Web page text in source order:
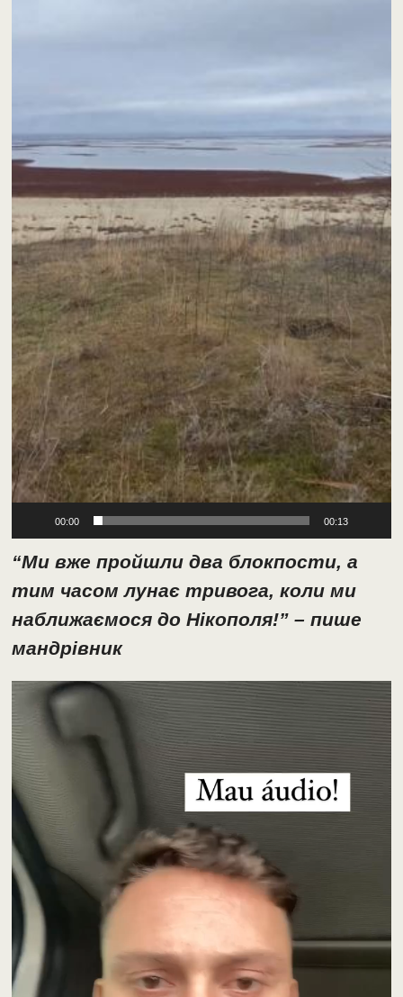
00:00 00:13
“Ми вже пройшли два блокпости, а
тим часом лунає тривога, коли ми
наближаємося до Нікополя!” – пише
мандрівник
Відеопрогравач